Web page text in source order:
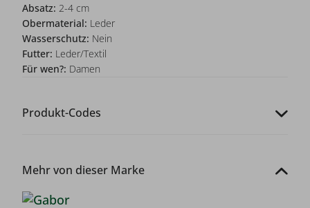
Absatz: 2-4 cm
Obermaterial: Leder
Wasserschutz: Nein
Futter: Leder/Textil
Für wen?: Damen
Produkt-Codes
Mehr von dieser Marke